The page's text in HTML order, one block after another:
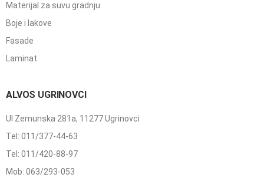
Materijal za suvu gradnju
Boje i lakove
Fasade
Laminat
ALVOS UGRINOVCI
Ul Zemunska 281a, 11277 Ugrinovci
Tel: 011/377-44-63
Tel: 011/420-88-97
Mob: 063/293-053